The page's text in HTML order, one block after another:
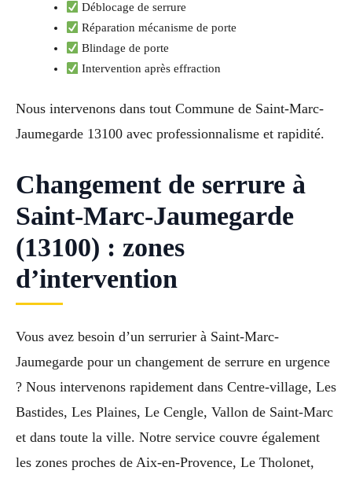
Déblocage de serrure
Réparation mécanisme de porte
Blindage de porte
Intervention après effraction
Nous intervenons dans tout Commune de Saint-Marc-
Jaumegarde 13100 avec professionnalisme et rapidité.
Changement de serrure à
Saint-Marc-Jaumegarde
(13100) : zones
d’intervention
Vous avez besoin d’un serrurier à Saint-Marc-
Jaumegarde pour un changement de serrure en urgence
? Nous intervenons rapidement dans Centre-village, Les
Bastides, Les Plaines, Le Cengle, Vallon de Saint-Marc
et dans toute la ville. Notre service couvre également
les zones proches de Aix-en-Provence, Le Tholonet,